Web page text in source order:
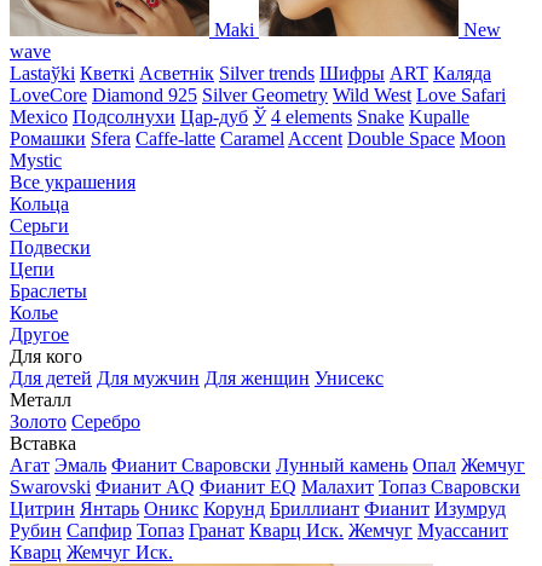
Maki
New
wave
Lastaўki Кветкі Асветнiк Silver trends Шифры ART Каляда
LoveCore Diamond 925 Silver Geometry Wild West Love Safari
Mexico Подсолнухи Цар-дуб Ў 4 elements Snake Kupalle
Ромашки Sfera Caffe-latte Caramel Accent Double Space Moon
Mystic
Все украшения
Кольца
Серьги
Подвески
Цепи
Браслеты
Колье
Другое
Для кого
Для детей Для мужчин Для женщин Унисекс
Металл
Золото Серебро
Вставка
Агат Эмаль Фианит Сваровски Лунный камень Опал Жемчуг
Swarovski Фианит AQ Фианит EQ Малахит Топаз Сваровски
Цитрин Янтарь Оникс Корунд Бриллиант Фианит Изумруд
Рубин Сапфир Топаз Гранат Кварц Иск. Жемчуг Муассанит
Кварц Жемчуг Иск.